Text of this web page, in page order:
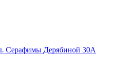
Серафимы Дерябиной 30А